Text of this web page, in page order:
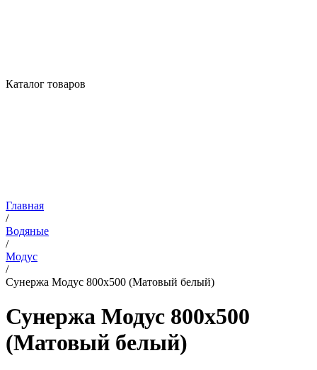
Каталог товаров
Главная
/
Водяные
/
Модус
/
Сунержа Модус 800х500 (Матовый белый)
Сунержа Модус 800х500
(Матовый белый)